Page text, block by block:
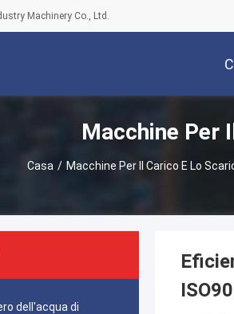
Machinery Co., Ltd.
Macchine Per
Casa / Macchine Per Il Carico E Lo
dell'acqua di